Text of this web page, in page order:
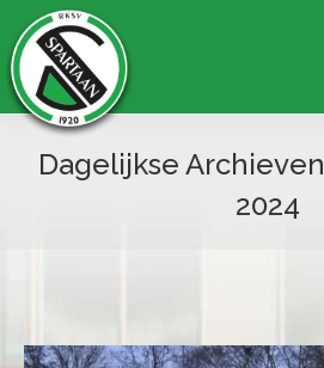
Dagelijkse Archieven
2024